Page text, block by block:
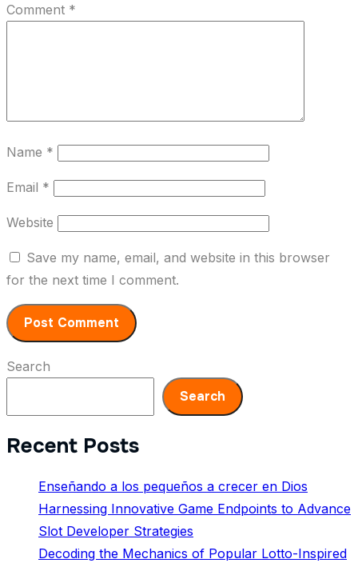
Comment *
Name *
Email *
Website
Save my name, email, and website in this browser
for the next time I comment.
Search
Search
Recent Posts
Enseñando a los pequeños a crecer en Dios
Harnessing Innovative Game Endpoints to Advance
Slot Developer Strategies
Decoding the Mechanics of Popular Lotto-Inspired